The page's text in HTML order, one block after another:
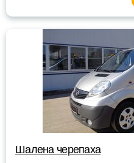
Шалена черепаха